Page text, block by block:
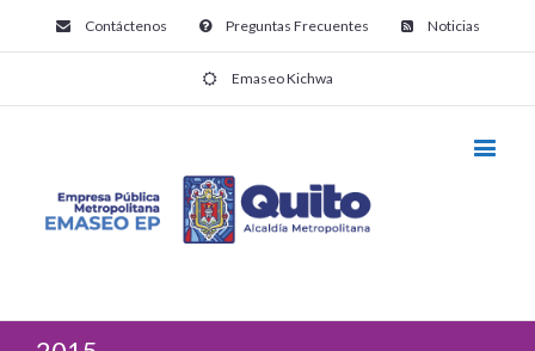
Contáctenos Preguntas Frecuentes Noticias
Emaseo Kichwa